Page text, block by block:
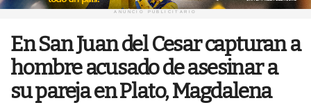
ANUNCIO PUBLICITARIO
En San Juan del Cesar capturan a
hombre acusado de asesinar a
su pareja en Plato, Magdalena